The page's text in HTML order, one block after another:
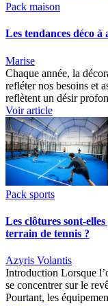
Pack maison
Les tendances déco à
Marise
Chaque année, la
refléter nos besoins et
reflètent un désir
Voir article
Pack sports
Les clôtures sont-
terrain de tennis ?
Azyris Volantis
Introduction Lorsque
se concentrer sur le
Pourtant, les